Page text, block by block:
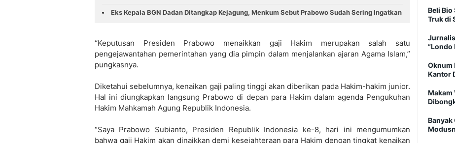
Eks Kepala BGN Dadan Ditangkap Kejagung, Menkum Sebut Prabowo Sudah Sering Ingatkan
“Keputusan Presiden Prabowo menaikkan gaji Hakim merupakan salah satu
pengejawantahan pemerintahan yang dia pimpin dalam menjalankan ajaran Agama Islam,”
pungkasnya.
Diketahui sebelumnya, kenaikan gaji paling tinggi akan diberikan pada Hakim-hakim junior.
Hal ini diungkapkan langsung Prabowo di depan para Hakim dalam agenda Pengukuhan
Hakim Mahkamah Agung Republik Indonesia.
“Saya Prabowo Subianto, Presiden Republik Indonesia ke-8, hari ini mengumumkan
bahwa gaji Hakim akan dinaikkan demi kesejahteraan para Hakim dengan tingkat kenaikan
Beli Bio
Truk di
“Londo
Oknum
Kantor
Makam
Banyak